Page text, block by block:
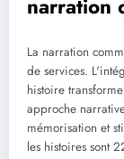
narration
La narration
de services.
histoire
approche
mémorisation et
les histoires sont